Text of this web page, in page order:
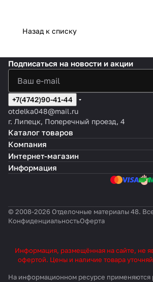
Назад к списку
Подписаться на новости и акции
+7(4742)90-41-44
otdelka048@mail.ru
г. Липецк, Поперечный проезд, 4
Каталог товаров
Компания
Интернет-магазин
Информация
© 2008-2026 Отделочные материалы 48.
КонфиденциальностьОферта
Информация, размещённая на сайте, не
офертой. Цены и наличие товара
На информационном ресурсе применяются